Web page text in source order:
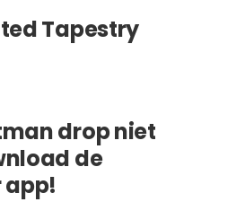
Tapestry
drop niet
de
app!